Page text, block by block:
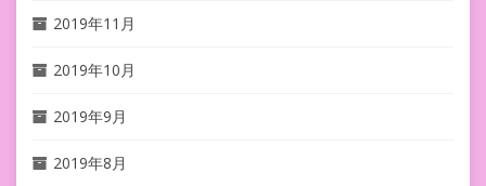
2019年11月
2019年10月
2019年9月
2019年8月